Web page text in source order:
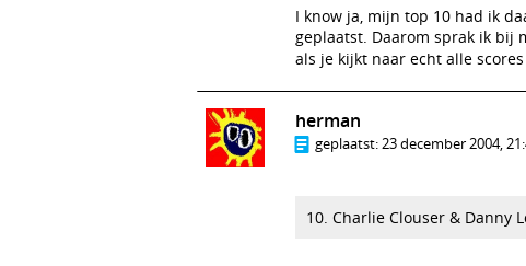
I know ja, mijn top 10 had ik
geplaatst. Daarom sprak ik bij
als je kijkt naar echt alle
herman
geplaatst:23 december 2004,
10. Charlie Clouser & Danny